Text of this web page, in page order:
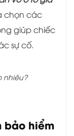
chọn các
giúp chiếc
sự cố.
nhiêu?
bảo hiểm